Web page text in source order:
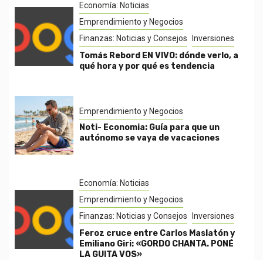
Economía: Noticias
Emprendimiento y Negocios
Finanzas: Noticias y Consejos
Inversiones
Tomás Rebord EN VIVO: dónde verlo, a
qué hora y por qué es tendencia
Emprendimiento y Negocios
Noti- Economia: Guía para que un
autónomo se vaya de vacaciones
Economía: Noticias
Emprendimiento y Negocios
Finanzas: Noticias y Consejos
Inversiones
Feroz cruce entre Carlos Maslatón y
Emiliano Giri: «GORDO CHANTA. PONÉ
LA GUITA VOS»